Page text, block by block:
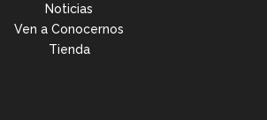
Noticias
Ven a Conocernos
Tienda